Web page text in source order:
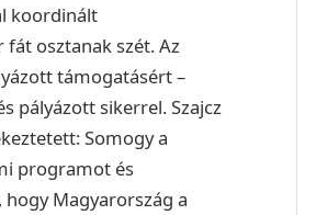
koordinált
osztanak szét.Az
támogatásért –
pályázott sikerrel.Szajcz
Somogy a
programot és
Magyarország a